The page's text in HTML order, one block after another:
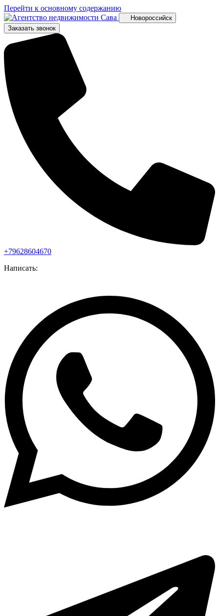
Перейти к основному содержанию
Новороссийск
Заказать звонок
+79628604670
Написать: